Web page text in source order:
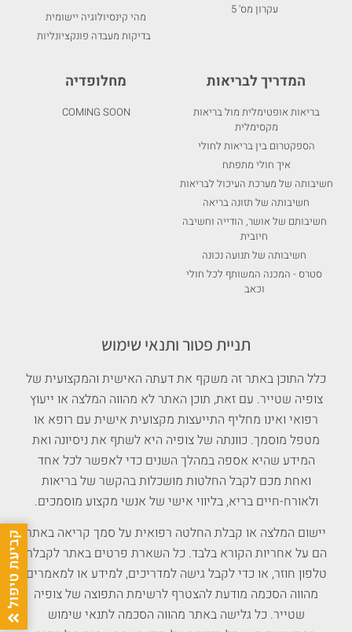
עקרון מס' 5
מהי קינסיולוגיה יישומית
בדיקות מעבדה פונקציונליות
המדריך לבריאות
בריאות אופטימלית מול בריאות
מקסימלית
הספקטרום בין בריאות לחולי
איך חולי מתפתח
חשיבותה של מערכת העיכול לבריאות
חשיבותה של תזונה בריאה
חשיבותם של אושר, הודייה וחשיבה
חיובית
חשיבותה של תנועה נכונה
סטרס - המכנה המשותף לכל חולי
וכאב
מחלופדיה
COMING SOON
תניית פטור ותנאי שימוש
כלל התוכן באתר זה משקף את דעתה האישית והמקצועית של
צופיה שטייר. עם זאת, תוכן האתר לא מהווה המלצה או ייעוץ
רפואי ואינו מחליף התייעצות מקצועית אישית עם רופא או
מטפל מוסמך. כוונתה של צופיה היא לשתף את ניסיונה ואת
המידע שהיא אספה במהלך השנים כדי לאפשר לכל אחד
ואחת מכם לקבל החלטות מושכלות בהקשר של בריאות
ולאורח-חיים בריא, בליווי אישי של אנשי מקצוע מוסמכים.
יישום המלצה או קבלת החלטה רפואית על סמך קריאה באתר
הם על אחריות הקורא בלבד. כל השארת פרטים באתר לקבלת
טלפון חוזר, או כדי לקבל גישה למדריכים, למידע או למאמרים
מהווה הסכמה מודעת להצטרף לרשימת התפוצה של צופיה
שטייר. כל גלישה באתר מהווה הסכמה לתנאי שימוש